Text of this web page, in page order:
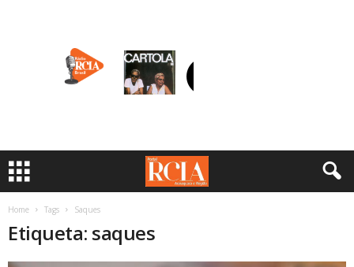
Home Tags Saques
Etiqueta: saques